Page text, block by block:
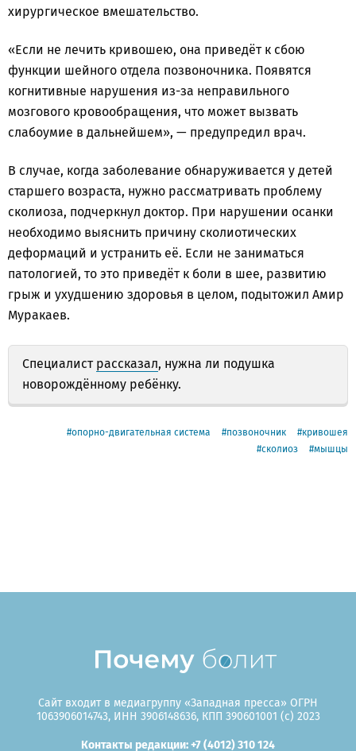
хирургическое вмешательство.
«Если не лечить кривошею, она приведёт к сбою
функции шейного отдела позвоночника. Появятся
когнитивные нарушения из-за неправильного
мозгового кровообращения, что может вызвать
слабоумие в дальнейшем», — предупредил врач.
В случае, когда заболевание обнаруживается у детей
старшего возраста, нужно рассматривать проблему
сколиоза, подчеркнул доктор. При нарушении осанки
необходимо выяснить причину сколиотических
деформаций и устранить её. Если не заниматься
патологией, то это приведёт к боли в шее, развитию
грыж и ухудшению здоровья в целом, подытожил Амир
Муракаев.
Специалист рассказал, нужна ли подушка
новорождённому ребёнку.
опорно-двигательная система позвоночник
кривошея
сколиоз
мышцы
Сайт входит в медиагруппу «Западная пресса» ОГРН
1063906014743, ИНН 3906148636, КПП 390601001 (c) 2023
Контакты редакции: +7 (4012) 310 124